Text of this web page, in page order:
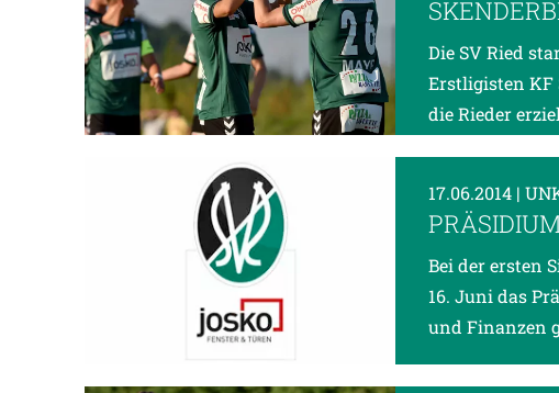
Die SV Ried
Erstligisten KF
die Rieder
17.06.2014 |
Bei der ersten
16. Juni das
und Finanzen